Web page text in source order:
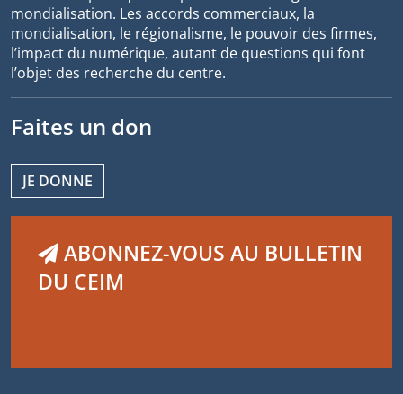
mondialisation. Les accords commerciaux, la
mondialisation, le régionalisme, le pouvoir des firmes,
l’impact du numérique, autant de questions qui font
l’objet des recherche du centre.
Faites un don
JE DONNE
ABONNEZ-VOUS AU BULLETIN
DU CEIM